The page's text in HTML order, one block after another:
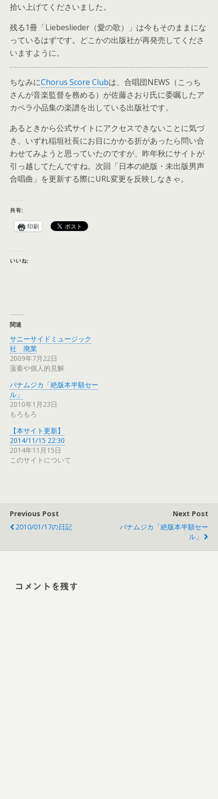
拾い上げてくださいました。
残る1冊「Liebeslieder（愛の歌）」は今もそのままにな
っているはずです。どこかの出版社が再発売してくださ
いますように。
ちなみにChorus Score Clubは、合唱団NEWS（こっち
さんが音楽監督を務める）が佐藤さおり氏に委嘱したア
カペラ小品集の楽譜を出している出版社です。
あるときから公式サイトにアクセスできないことに気づ
き、いずれ稲垣社長にお目にかかる折があったら問い合
わせてみようと思っていたのですが、昨年秋にサイトが
引っ越してたんですね。次回「日本の絶版・未出版男声
合唱曲」を更新する際にURL変更を反映しなきゃ。
共有:
印刷
いいね:
関連
サニーサイドミュージック
社 廃業
2009年7月22日
薀蓄や個人的見解
パナムジカ「絶版本半額セー
ル」
2010年1月23日
もろもろ
【本サイト更新】
2014/11/15 22:30
2014年11月15日
このサイトについて
Previous Post
2010/01/17の日記
Next Post
パナムジカ「絶版本半額セー
ル」
コメントを残す